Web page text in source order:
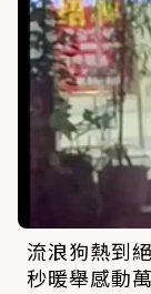
流浪狗熱到
秒暖舉感動